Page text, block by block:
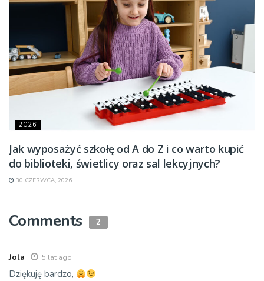
2026
Jak wyposażyć szkołę od A do Z i co warto kupić
do biblioteki, świetlicy oraz sal lekcyjnych?
30 CZERWCA, 2026
Comments 2
Jola 5 lat ago
Dziękuję bardzo,